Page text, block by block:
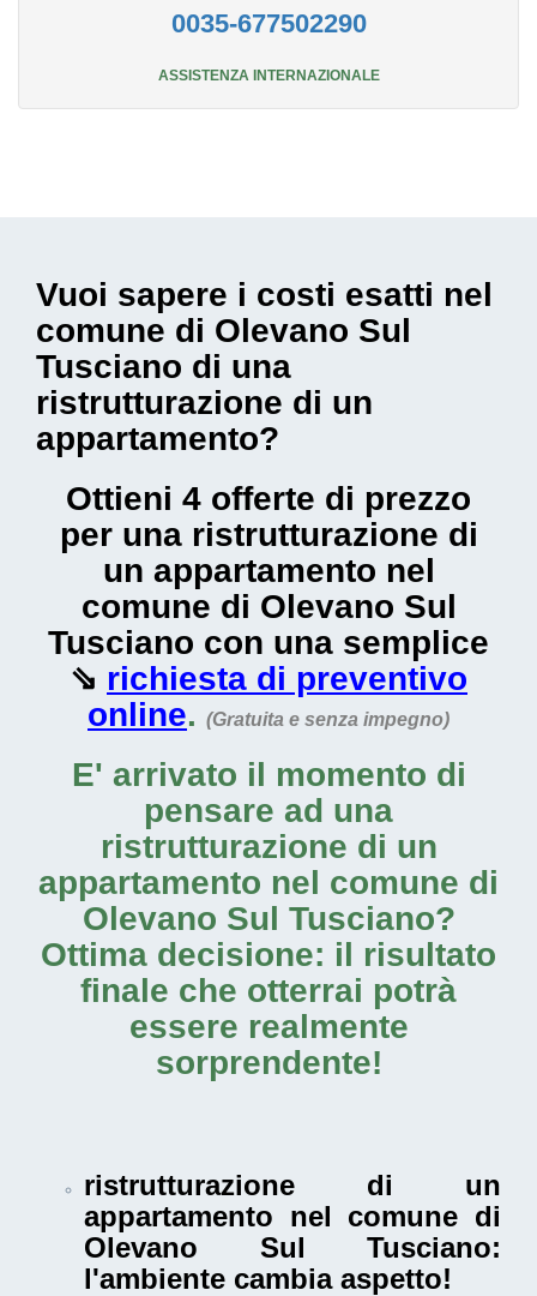
0035-677502290
ASSISTENZA INTERNAZIONALE
Vuoi sapere i costi esatti nel
comune di Olevano Sul
Tusciano di una
ristrutturazione di un
appartamento?
Ottieni 4 offerte di prezzo
per una ristrutturazione di
un appartamento nel
comune di Olevano Sul
Tusciano con una semplice
⇘ richiesta di preventivo
online. (Gratuita e senza impegno)
E' arrivato il momento di
pensare ad una
ristrutturazione di un
appartamento nel comune di
Olevano Sul Tusciano?
Ottima decisione: il risultato
finale che otterrai potrà
essere realmente
sorprendente!
ristrutturazione di un
appartamento nel comune di
Olevano Sul Tusciano:
l'ambiente cambia aspetto!